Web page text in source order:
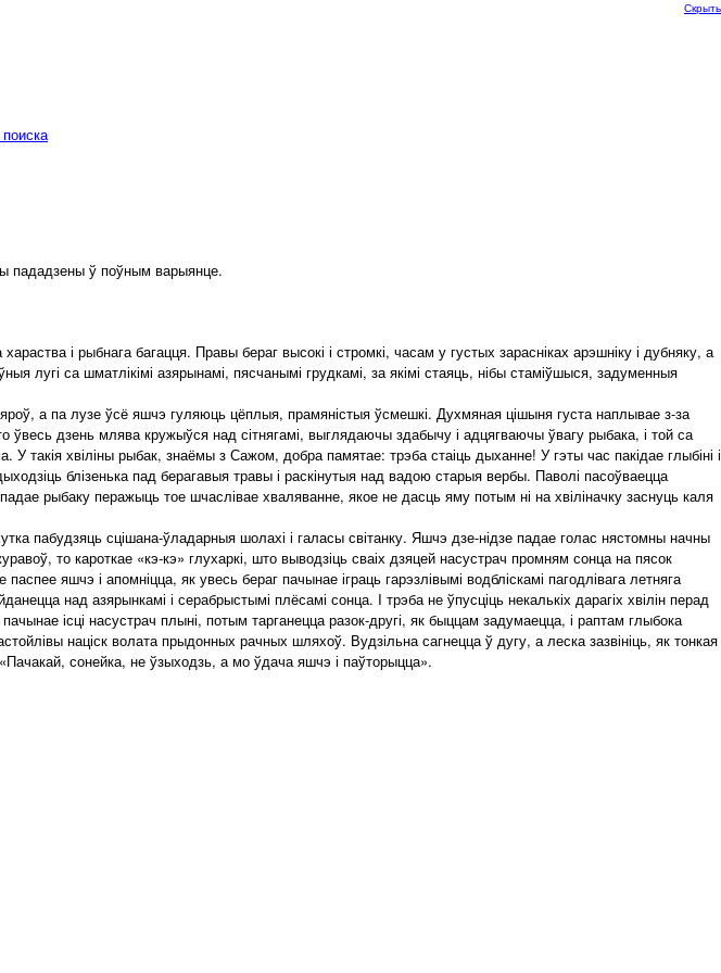
Скрыть
пададзены ў поўным варыянце.
і рыбнага багацця. Правы бераг высокі і стромкі, часам у густых зарасніках арэшніку і дубняку, а
са шматлікімі азярынамі, пясчанымі грудкамі, за якімі стаяць, нібы стаміўшыся, задуменныя
а па лузе ўсё яшчэ гуляюць цёплыя, прамяністыя ўсмешкі. Духмяная цішыня густа наплывае з-за
дзень млява кружыўся над сітнягамі, выглядаючы здабычу і адцягваючы ўвагу рыбака, і той са
хвіліны рыбак, знаёмы з Сажом, добра памятае: трэба стаіць дыханне! У гэты час пакідае глыбіні і
блізенька пад берагавыя травы і раскінутыя над вадою старыя вербы. Паволі пасоўваецца
рыбаку перажыць тое шчаслівае хваляванне, якое не дасць яму потым ні на хвіліначку заснуць каля
пабудзяць сцішана-ўладарныя шолахі і галасы світанку. Яшчэ дзе-нідзе падае голас нястомны начны
то кароткае «кэ-кэ» глухаркі, што выводзіць сваіх дзяцей насустрач промням сонца на пясок
яшчэ і апомніцца, як увесь бераг пачынае іграць гарэзлівымі водбліскамі пагодлівага летняга
над азярынкамі і серабрыстымі плёсамі сонца. I трэба не ўпусціць некалькіх дарагіх хвілін перад
ісці насустрач плыні, потым тарганецца разок-другі, як быццам задумаецца, і раптам глыбока
націск волата прыдонных рачных шляхоў. Вудзільна сагнецца ў дугу, а леска зазвініць, як тонкая
сонейка, не ўзыходзь, а мо ўдача яшчэ і паўторыцца».